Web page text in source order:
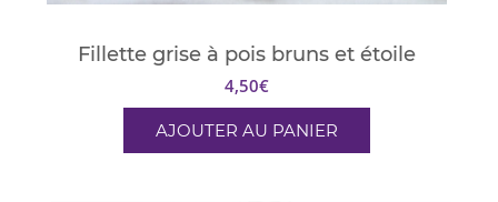
Fillette grise à pois bruns et étoile
4,50€
AJOUTER AU PANIER